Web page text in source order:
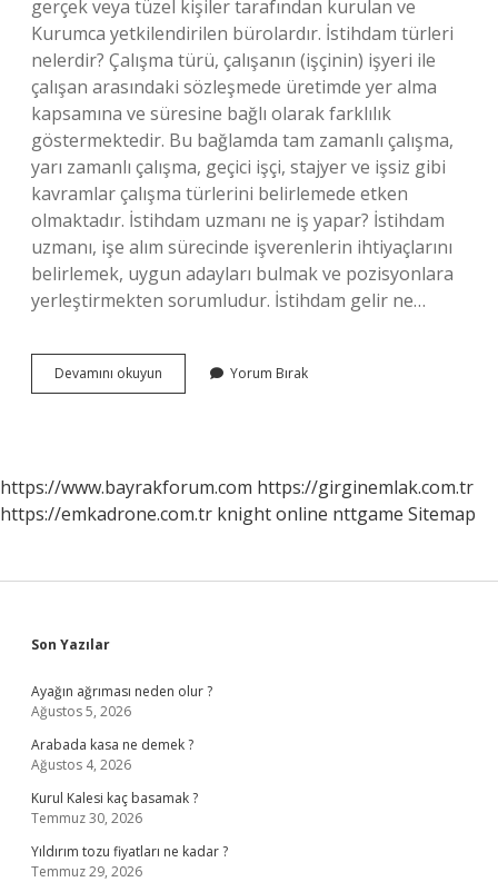
gerçek veya tüzel kişiler tarafından kurulan ve
Kurumca yetkilendirilen bürolardır. İstihdam türleri
nelerdir? Çalışma türü, çalışanın (işçinin) işyeri ile
çalışan arasındaki sözleşmede üretimde yer alma
kapsamına ve süresine bağlı olarak farklılık
göstermektedir. Bu bağlamda tam zamanlı çalışma,
yarı zamanlı çalışma, geçici işçi, stajyer ve işsiz gibi
kavramlar çalışma türlerini belirlemede etken
olmaktadır. İstihdam uzmanı ne iş yapar? İstihdam
uzmanı, işe alım sürecinde işverenlerin ihtiyaçlarını
belirlemek, uygun adayları bulmak ve pozisyonlara
yerleştirmekten sorumludur. İstihdam gelir ne…
Devamını okuyun İStihdam
Ne
Yorum Bırak
https://www.bayrakforum.com https://girginemlak.com.tr
https://emkadrone.com.tr knight online nttgame Sitemap
Sidebar
Son Yazılar
Ayağın ağrıması neden olur ?
Ağustos 5, 2026
Arabada kasa ne demek ?
Ağustos 4, 2026
Kurul Kalesi kaç basamak ?
Temmuz 30, 2026
Yıldırım tozu fiyatları ne kadar ?
Temmuz 29, 2026